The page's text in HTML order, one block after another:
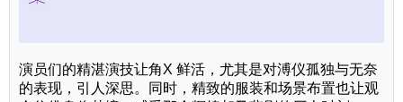
演员们的精湛演技让角X 鲜活，尤其是对溥仪孤独与无奈
的表现，引人深思。同时，精致的服装和场景布置也让观